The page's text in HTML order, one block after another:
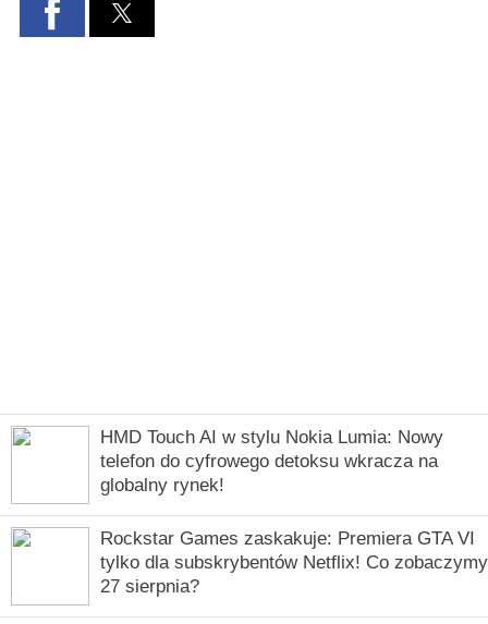
HMD Touch AI w stylu Nokia Lumia: Nowy
telefon do cyfrowego detoksu wkracza na
globalny rynek!
Rockstar Games zaskakuje: Premiera GTA VI
tylko dla subskrybentów Netflix! Co zobaczymy
27 sierpnia?